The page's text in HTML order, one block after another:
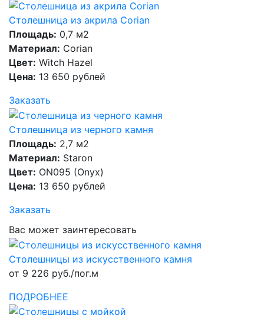
Столешница из акрила Corian
Площадь: 0,7 м2
Материал: Corian
Цвет: Witch Hazel
Цена: 13 650 рублей
Заказать
Столешница из черного камня
Площадь: 2,7 м2
Материал: Staron
Цвет: ON095 (Onyx)
Цена: 13 650 рублей
Заказать
Вас может заинтересовать
Столешницы из искусственного камня
от 9 226 руб./пог.м
ПОДРОБНЕЕ